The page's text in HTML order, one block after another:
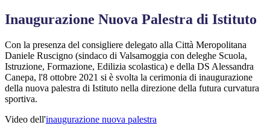
Inaugurazione Nuova Palestra di Istituto
Con la presenza del consigliere delegato alla Città Meropolitana
Daniele Ruscigno (sindaco di Valsamoggia con deleghe Scuola,
Istruzione, Formazione, Edilizia scolastica) e della DS Alessandra
Canepa, l'8 ottobre 2021 si è svolta la cerimonia di inaugurazione
della nuova palestra di Istituto nella direzione della futura curvatura
sportiva.
Video dell'inaugurazione nuova palestra